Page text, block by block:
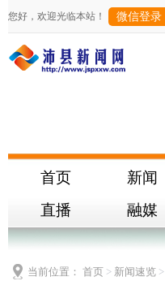
您好，欢迎光临本站！ 微信登录
首页 新闻
直播
融媒
当前位置： 首页 > 新闻速览 >